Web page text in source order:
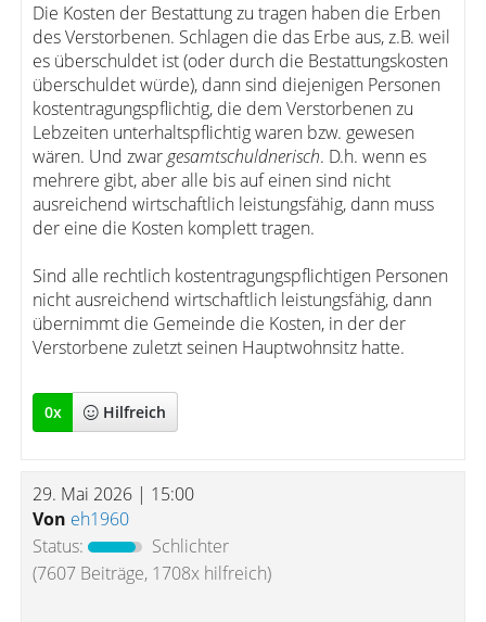
Die Kosten der Bestattung zu tragen haben die Erben
des Verstorbenen. Schlagen die das Erbe aus, z.B. weil
es überschuldet ist (oder durch die Bestattungskosten
überschuldet würde), dann sind diejenigen Personen
kostentragungspflichtig, die dem Verstorbenen zu
Lebzeiten unterhaltspflichtig waren bzw. gewesen
wären. Und zwar gesamtschuldnerisch. D.h. wenn es
mehrere gibt, aber alle bis auf einen sind nicht
ausreichend wirtschaftlich leistungsfähig, dann muss
der eine die Kosten komplett tragen.
Sind alle rechtlich kostentragungspflichtigen Personen
nicht ausreichend wirtschaftlich leistungsfähig, dann
übernimmt die Gemeinde die Kosten, in der der
Verstorbene zuletzt seinen Hauptwohnsitz hatte.
0x Hilfreich
29. Mai 2026 | 15:00
Von eh1960
Status:
Schlichter
(7607 Beiträge, 1708x hilfreich)